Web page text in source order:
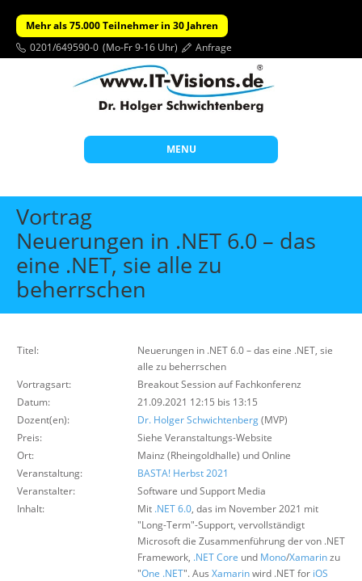
Mehr als 75.000 Teilnehmer in 30 Jahren
0201/649590-0 (Mo-Fr 9-16 Uhr) Anfrage
MENU
Start
Beratung
Individuelle Schulungen
Offene Seminare
Über uns
Vortrag
Neuerungen in .NET 6.0 – das
eine .NET, sie alle zu
beherrschen
Titel:
Neuerungen in .NET 6.0 – das eine .NET, sie
alle zu beherrschen
Vortragsart:
Breakout Session auf Fachkonferenz
Datum:
21.09.2021 12:15 bis 13:15
Dozent(en):
Dr. Holger Schwichtenberg(MVP)
Preis:
Siehe Veranstaltungs-Website
Ort:
Mainz (Rheingoldhalle) und Online
Veranstaltung:
BASTA! Herbst 2021
Veranstalter:
Software und Support Media
Inhalt:
Mit .NET 6.0, das im November 2021 mit
"Long-Term"-Support, vervollständigt
Microsoft die Zusammenführung der von .NET
Framework, .NET Core und Mono/Xamarinzu
"One .NET". Aus Xamarinwird .NET for iOS